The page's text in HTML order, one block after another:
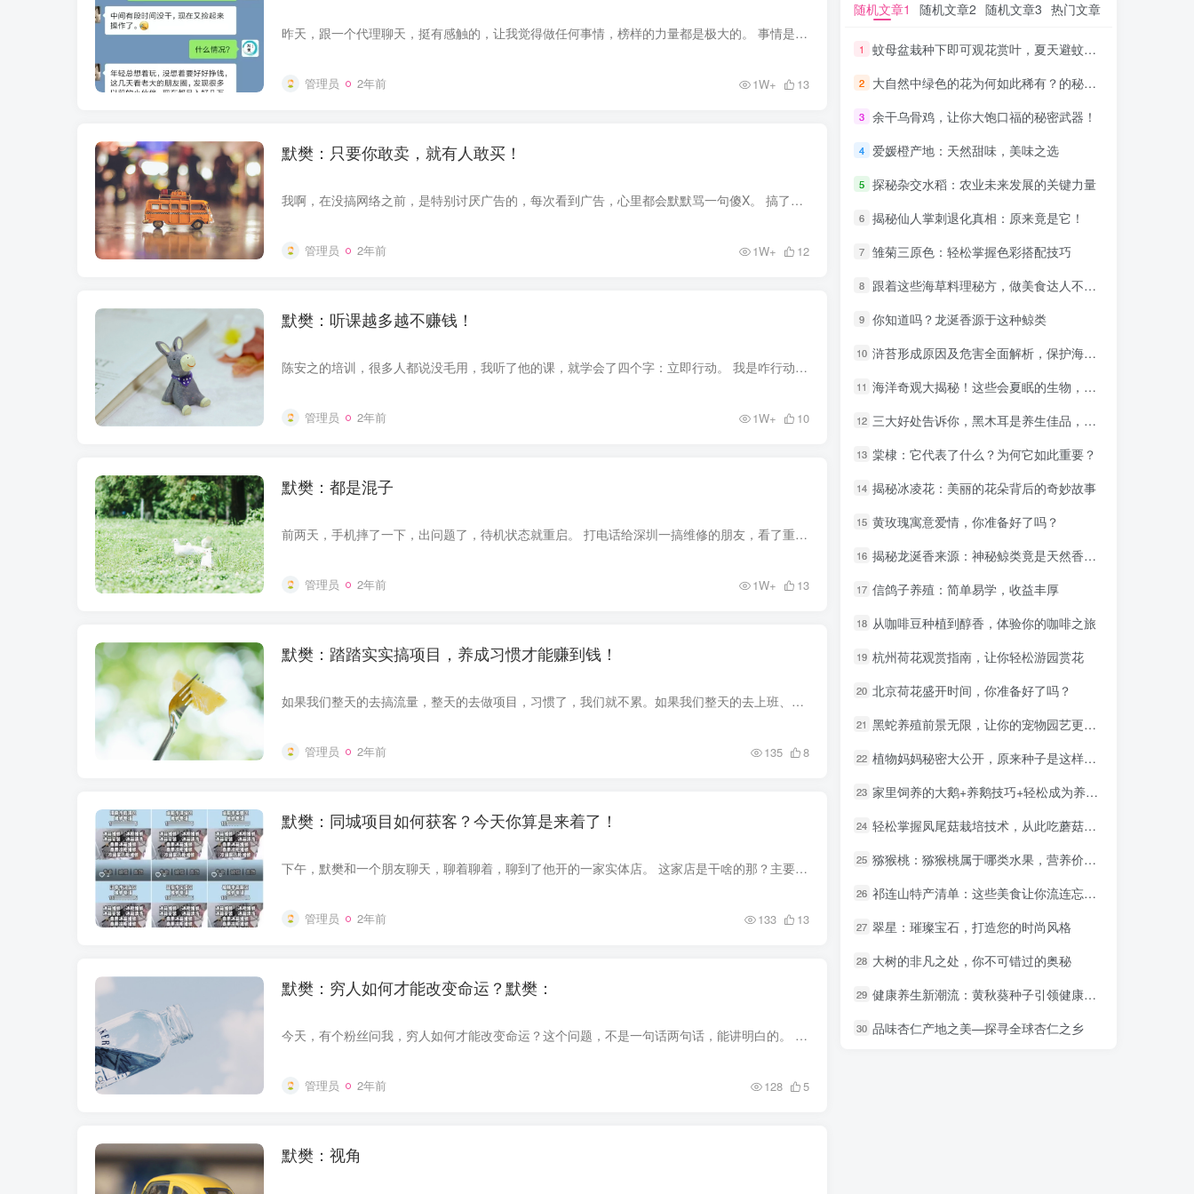
昨天，跟一个代理聊天，挺有感触的，让我觉得做任何事情，榜样的力量都是极大的。 事情是这样的，这个代理出了一个980，按照分佣比例，留下了80%，把剩下的20%转给了我。 他是21年跟着我的，刚...
管理员 2年前 1W+ 13
默樊：只要你敢卖，就有人敢买！
我啊，在没搞网络之前，是特别讨厌广告的，每次看到广告，心里都会默默骂一句傻X。 搞了网络之后呢？反而迷恋上了广告，因为我发现啊，每一个广告背后都是一座金矿。 没事时，我就喜欢添加客服...
管理员 2年前 1W+ 12
默樊：听课越多越不赚钱！
陈安之的培训，很多人都说没毛用，我听了他的课，就学会了四个字：立即行动。 我是咋行动的那？15年时，我有一个老师，他告诉我，互联网赚钱，就是不停的发广告，没有其他秘密。 当时我在做小商...
管理员 2年前 1W+ 10
默樊：都是混子
前两天，手机摔了一下，出问题了，待机状态就重启。 打电话给深圳一搞维修的朋友，看了重启故障代码，说是屏幕问题，让我在附近手机店修下。 门口有好几家维修店，找了一家看着不错的，告知情况...
管理员 2年前 1W+ 13
默樊：踏踏实实搞项目，养成习惯才能赚到钱！
如果我们整天的去搞流量，整天的去做项目，习惯了，我们就不累。如果我们整天的去上班、去打游戏、去挤地铁、我们就很累。 为什么？做的事情多了，自然就会觉得累，关键是累，又不赚钱。你的人...
管理员 2年前 135 8
默樊：同城项目如何获客？今天你算是来着了！
下午，默樊和一个朋友聊天，聊着聊着，聊到了他开的一家实体店。 这家店是干啥的那？主要做网约车租赁，顺带办理车辆相关的一些业务，如年审，过户，车险等。 他问我，像他们这种做同城的店，有...
管理员 2年前 133 13
默樊：穷人如何才能改变命运？默樊：
今天，有个粉丝问我，穷人如何才能改变命运？这个问题，不是一句话两句话，能讲明白的。 正好今天还没写文章，那这篇文章，咱就来聊聊这个话题。 穷人如何才能改变命运？我的观点很简单，跟随成...
管理员 2年前 128 5
默樊：视角
随机文章1 随机文章2 随机文章3 热门文章
1 蚊母盆栽种下即可观花赏叶，夏天避蚊绝佳选择
2 大自然中绿色的花为何如此稀有？的秘密，让生活更精彩！
3 余干乌骨鸡，让你大饱口福的秘密武器！
4 爱媛橙产地：天然甜味，美味之选
5 探秘杂交水稻：农业未来发展的关键力量
6 揭秘仙人掌刺退化真相：原来竟是它！
7 雏菊三原色：轻松掌握色彩搭配技巧
8 跟着这些海草料理秘方，做美食达人不是梦！
9 你知道吗？龙涎香源于这种鲸类
10 浒苔形成原因及危害全面解析，保护海洋生态刻不容缓！
11 海洋奇观大揭秘！这些会夏眠的生物，你见过吗？
12 三大好处告诉你，黑木耳是养生佳品，健康生活从此开始
13 棠棣：它代表了什么？为何它如此重要？
14 揭秘冰凌花：美丽的花朵背后的奇妙故事
15 黄玫瑰寓意爱情，你准备好了吗？
16 揭秘龙涎香来源：神秘鲸类竟是天然香料制造者
17 信鸽子养殖：简单易学，收益丰厚
18 从咖啡豆种植到醇香，体验你的咖啡之旅
19 杭州荷花观赏指南，让你轻松游园赏花
20 北京荷花盛开时间，你准备好了吗？
21 黑蛇养殖前景无限，让你的宠物园艺更上一层楼！
22 植物妈妈秘密大公开，原来种子是这样传播的！
23 家里饲养的大鹅+养鹅技巧+轻松成为养鹅达人
24 轻松掌握凤尾菇栽培技术，从此吃蘑菇不用愁！
25 猕猴桃：猕猴桃属于哪类水果，营养价值一览无遗！
26 祁连山特产清单：这些美食让你流连忘返！
27 翠星：璀璨宝石，打造您的时尚风格
28 大树的非凡之处，你不可错过的奥秘
29 健康养生新潮流：黄秋葵种子引领健康饮食新风尚
30 品味杏仁产地之美—探寻全球杏仁之乡
随机文章1 随机文章2 随机文章3 热门文章
1 蚊母盆栽种下即可观花赏叶，夏天避蚊绝佳选择
2 大自然中绿色的花为何如此稀有？的秘密，让生活更精彩！
3 余干乌骨鸡，让你大饱口福的秘密武器！
4 爱媛橙产地：天然甜味，美味之选
5 探秘杂交水稻：农业未来发展的关键力量
6 揭秘仙人掌刺退化真相：原来竟是它！
7 雏菊三原色：轻松掌握色彩搭配技巧
8 跟着这些海草料理秘方，做美食达人不是梦！
9 你知道吗？龙涎香源于这种鲸类
10 浒苔形成原因及危害全面解析，保护海洋生态刻不容缓！
11 海洋奇观大揭秘！这些会夏眠的生物，你见过吗？
12 三大好处告诉你，黑木耳是养生佳品，健康生活从此开始
13 棠棣：它代表了什么？为何它如此重要？
14 揭秘冰凌花：美丽的花朵背后的奇妙故事
15 黄玫瑰寓意爱情，你准备好了吗？
16 揭秘龙涎香来源：神秘鲸类竟是天然香料制造者
17 信鸽子养殖：简单易学，收益丰厚
18 从咖啡豆种植到醇香，体验你的咖啡之旅
19 杭州荷花观赏指南，让你轻松游园赏花
20 北京荷花盛开时间，你准备好了吗？
21 黑蛇养殖前景无限，让你的宠物园艺更上一层楼！
22 植物妈妈秘密大公开，原来种子是这样传播的！
23 家里饲养的大鹅+养鹅技巧+轻松成为养鹅达人
24 轻松掌握凤尾菇栽培技术，从此吃蘑菇不用愁！
25 猕猴桃：猕猴桃属于哪类水果，营养价值一览无遗！
26 祁连山特产清单：这些美食让你流连忘返！
27 翠星：璀璨宝石，打造您的时尚风格
28 大树的非凡之处，你不可错过的奥秘
29 健康养生新潮流：黄秋葵种子引领健康饮食新风尚
30 品味杏仁产地之美—探寻全球杏仁之乡